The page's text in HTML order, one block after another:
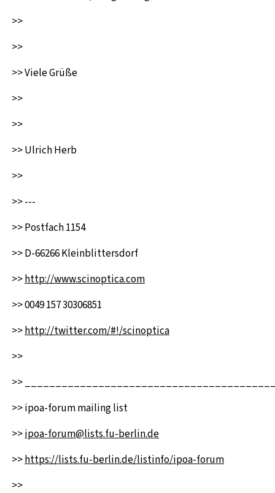
>>
>>
>> Viele Grüße
>>
>>
>> Ulrich Herb
>>
>> ---
>> Postfach 1154
>> D-66266 Kleinblittersdorf
>>http://www.scinoptica.com
>> 0049 157 30306851
>>http://twitter.com/#!/scinoptica
>>
>>
>> ipoa-forum mailing list
>>ipoa-forum@lists.fu-berlin.de
>>https://lists.fu-berlin.de/listinfo/ipoa-forum
>>